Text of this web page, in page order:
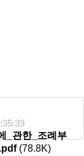
_관한_조례부
(78.8K)